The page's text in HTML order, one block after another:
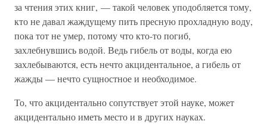
за чтения этих книг, — такой человек уподобляется тому,
кто не давал жаждущему пить пресную прохладную воду,
пока тот не умер, потому что кто-то погиб,
захлебнувшись водой. Ведь гибель от воды, когда ею
захлебываются, есть нечто акцидентальное, а гибель от
жажды — нечто сущностное и необходимое.
То, что акцидентально сопутствует этой науке, может
акцидентально иметь место и в других науках.